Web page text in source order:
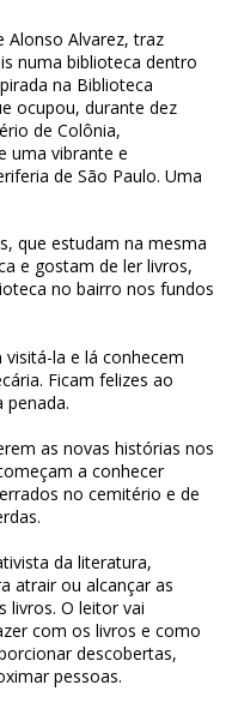
Alonso Alvarez, traz
numa biblioteca dentro
na Biblioteca
ocupou, durante dez
de Colônia,
uma vibrante e
de São Paulo. Uma
que estudam na mesma
e gostam de ler livros,
no bairro nos fundos
la e lá conhecem
Ficam felizes ao
penada.
as novas histórias nos
a conhecer
no cemitério e de
da literatura,
atrair ou alcançar as
livros. O leitor vai
com os livros e como
descobertas,
pessoas.